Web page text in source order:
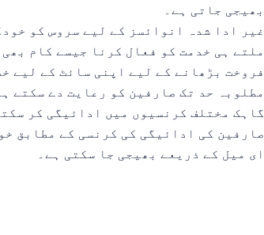
بھیجی جاتی ہے۔
غیر ادا شدہ انوائسز کے لیے سروس کو
ملتے ہی خدمت کو فعال کرنا جیسے کام
فروخت بڑھانے کے لیے اپنی سائٹ کے لیے
مطلوبہ حد تک صارفین کو رعایت دے سکتے
گاہک مختلف کرنسیوں میں ادائیگی کر
صارفین کی ادائیگی کی کرنسی کے مطابق
ای میل کے ذریعے بھیجی جا سکتی ہے۔